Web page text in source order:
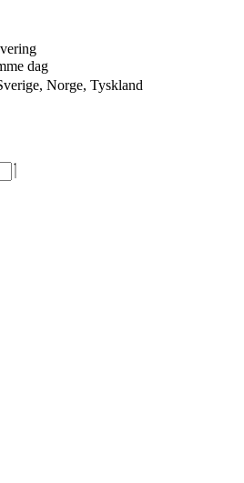
dag
Norge, Tyskland